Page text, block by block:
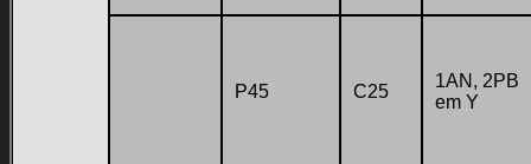
P45 C25
1AN, 2PB
em Y